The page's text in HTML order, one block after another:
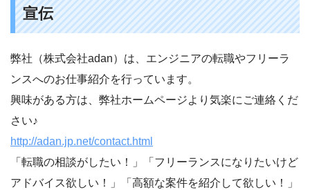
宣伝
弊社（株式会社adan）は、エンジニアの転職やフリーラ
ンスへのお仕事紹介を行っています。
興味がある方は、弊社ホームページより気楽にご連絡くだ
さい♪
http://adan.jp.net/contact.html
「転職の相談がしたい！」「フリーランスになりたいけど
アドバイス欲しい！」「高額な案件を紹介して欲しい！」